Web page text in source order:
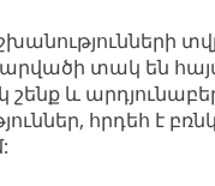
տակ են
և
հրդեհ է